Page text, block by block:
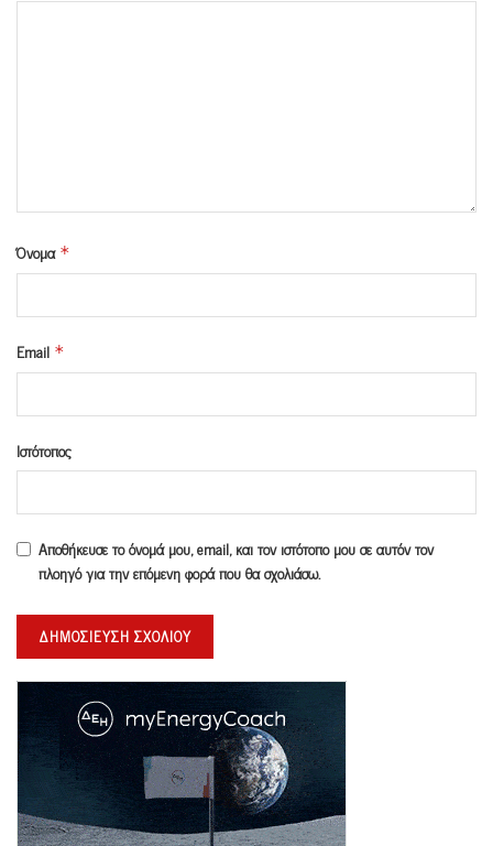
Όνομα *
Email *
Ιστότοπος
Αποθήκευσε το όνομά μου, email, και τον ιστότοπο μου σε αυτόν τον
πλοηγό για την επόμενη φορά που θα σχολιάσω.